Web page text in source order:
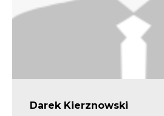
Darek Kierznowski